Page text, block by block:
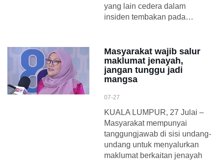
yang lain cedera dalam
insiden tembakan pada…
Masyarakat wajib salur
maklumat jenayah,
jangan tunggu jadi
mangsa
07-27
KUALA LUMPUR, 27 Julai –
Masyarakat mempunyai
tanggungjawab di sisi undang-
undang untuk menyalurkan
maklumat berkaitan jenayah